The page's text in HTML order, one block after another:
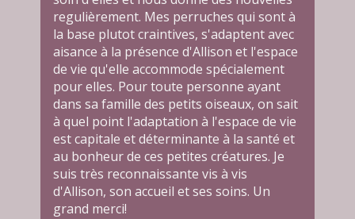
regulièrement. Mes perruches qui sont à
la base plutot craintives, s'adaptent avec
aisance à la présence d'Allison et l'espace
de vie qu'elle accommode spécialement
pour elles. Pour toute personne ayant
dans sa famille des petits oiseaux, on sait
à quel point l'adaptation à l'espace de vie
est capitale et déterminante à la santé et
au bonheur de ces petites créatures. Je
suis très reconnaissante vis à vis
d'Allison, son accueil et ses soins. Un
grand merci!